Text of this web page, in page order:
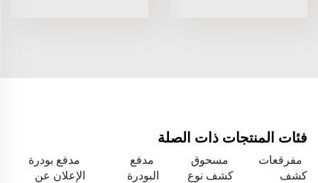
فئات المنتجات ذات الصلة
مفرقعات
كشف
مسحوق
كشف نوع
مدفع
البودرة
مدفع بودرة
الإعلان عن